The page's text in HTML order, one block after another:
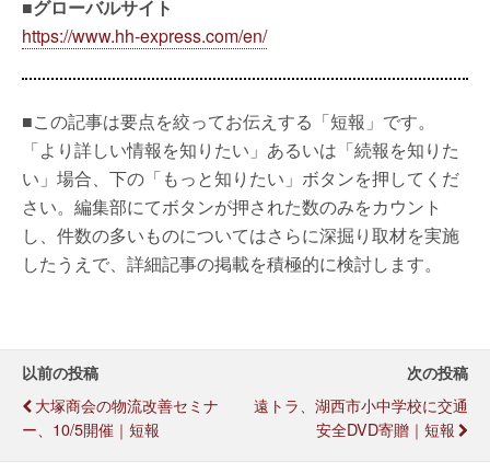
■グローバルサイト
https://www.hh-express.com/en/
■この記事は要点を絞ってお伝えする「短報」です。
「より詳しい情報を知りたい」あるいは「続報を知りた
い」場合、下の「もっと知りたい」ボタンを押してくだ
さい。編集部にてボタンが押された数のみをカウント
し、件数の多いものについてはさらに深掘り取材を実施
したうえで、詳細記事の掲載を積極的に検討します。
以前の投稿
大塚商会の物流改善セミナ
ー、10/5開催｜短報
次の投稿
遠トラ、湖西市小中学校に交通
安全DVD寄贈｜短報